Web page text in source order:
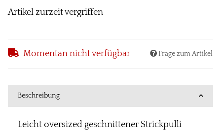
Artikel zurzeit vergriffen
Momentan nicht verfügbar Frage zum Artikel
Beschreibung
Leicht oversized geschnittener Strickpulli